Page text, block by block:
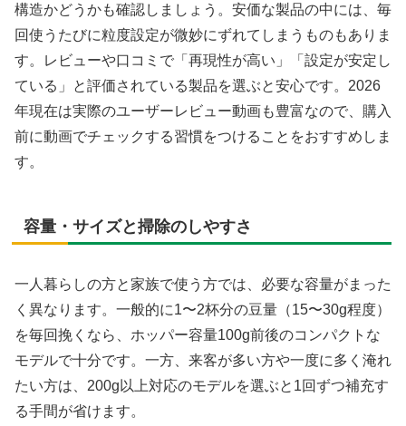
構造かどうかも確認しましょう。安価な製品の中には、毎
回使うたびに粒度設定が微妙にずれてしまうものもありま
す。レビューや口コミで「再現性が高い」「設定が安定し
ている」と評価されている製品を選ぶと安心です。2026
年現在は実際のユーザーレビュー動画も豊富なので、購入
前に動画でチェックする習慣をつけることをおすすめしま
す。
容量・サイズと掃除のしやすさ
一人暮らしの方と家族で使う方では、必要な容量がまった
く異なります。一般的に1〜2杯分の豆量（15〜30g程度）
を毎回挽くなら、ホッパー容量100g前後のコンパクトな
モデルで十分です。一方、来客が多い方や一度に多く淹れ
たい方は、200g以上対応のモデルを選ぶと1回ずつ補充す
る手間が省けます。